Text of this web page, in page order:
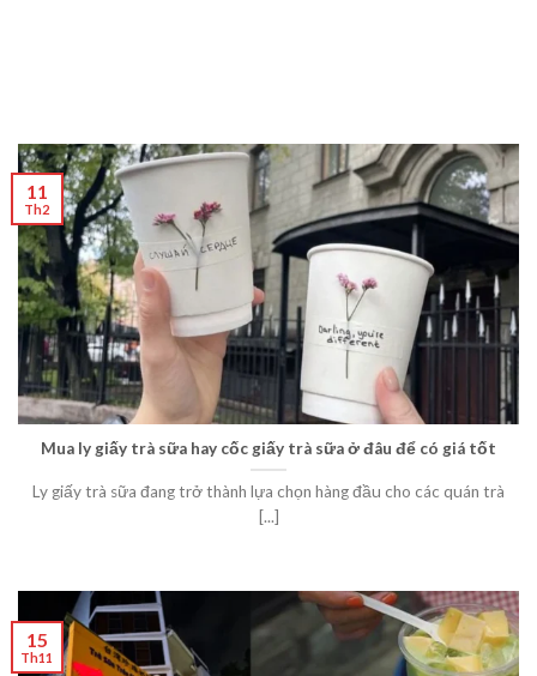
Mua ly giấy trà sữa hay cốc giấy trà sữa ở đâu để có giá tốt
Ly giấy trà sữa đang trở thành lựa chọn hàng đầu cho các quán trà
[...]
11
Th2
15
Th11